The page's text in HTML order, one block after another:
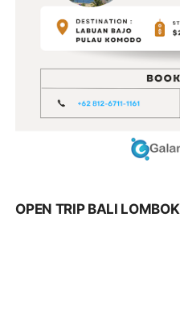
OPEN TRIP BALI LOMBOK